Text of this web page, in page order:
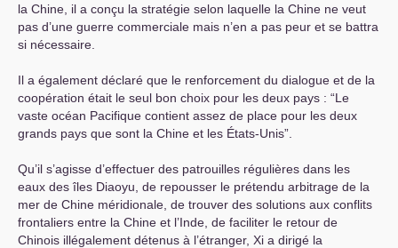
la Chine, il a conçu la stratégie selon laquelle la Chine ne veut
pas d’une guerre commerciale mais n’en a pas peur et se battra
si nécessaire.
Il a également déclaré que le renforcement du dialogue et de la
coopération était le seul bon choix pour les deux pays : “Le
vaste océan Pacifique contient assez de place pour les deux
grands pays que sont la Chine et les États-Unis”.
Qu’il s’agisse d’effectuer des patrouilles régulières dans les
eaux des îles Diaoyu, de repousser le prétendu arbitrage de la
mer de Chine méridionale, de trouver des solutions aux conflits
frontaliers entre la Chine et l’Inde, de faciliter le retour de
Chinois illégalement détenus à l’étranger, Xi a dirigé la